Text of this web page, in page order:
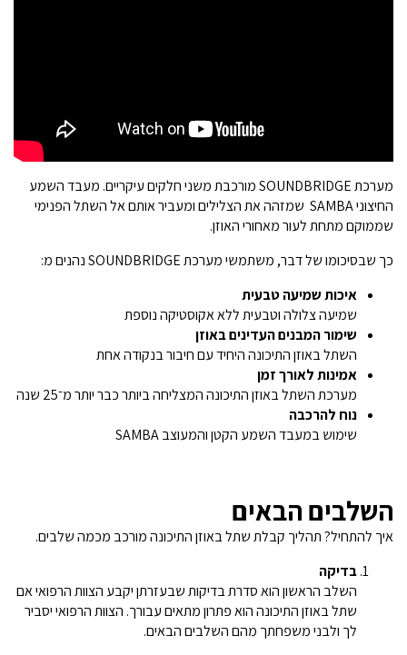
מערכת SOUNDBRIDGE‏ מורכבת משני חלקים עיקריים. מעבד השמע
החיצוני SAMBA שמזהה את הצלילים ומעביר אותם אל השתל הפנימי
שממוקם מתחת לעור מאחורי האוזן.
כך שבסיכומו של דבר, משתמשי מערכת SOUNDBRIDGE נהנים מ:
איכות שמיעה טבעית
שמיעה צלולה וטבעית ללא אקוסטיקה נוספת
שימור המבנים העדינים באוזן
השתל באוזן התיכונה היחיד עם חיבור בנקודה אחת
אמינות לאורך זמן
מערכת השתל באוזן התיכונה המצליחה ביותר כבר יותר מ־25 שנה
נוח להרכבה
שימוש במעבד השמע הקטן והמעוצב SAMBA
השלבים הבאים
איך להתחיל? תהליך קבלת שתל באוזן התיכונה מורכב מכמה שלבים.
בדיקה
השלב הראשון הוא סדרת בדיקות שבעזרתן יקבע הצוות הרפואי אם
שתל באוזן התיכונה הוא פתרון מתאים עבורך. הצוות הרפואי יסביר
לך ולבני משפחתך מהם השלבים הבאים.